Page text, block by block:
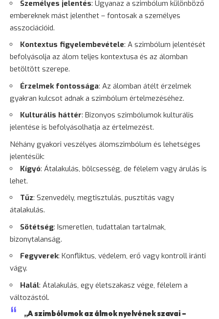
Személyes jelentés: Ugyanaz a szimbólum különböző
embereknek mást jelenthet – fontosak a személyes
asszociációid.
Kontextus figyelembevétele: A szimbólum jelentését
befolyásolja az álom teljes kontextusa és az álomban
betöltött szerepe.
Érzelmek fontossága: Az álomban átélt érzelmek
gyakran kulcsot adnak a szimbólum értelmezéséhez.
Kulturális háttér: Bizonyos szimbólumok kulturális
jelentése is befolyásolhatja az értelmezést.
Néhány gyakori veszélyes álomszimbólum és lehetséges
jelentésük:
Kígyó: Átalakulás, bölcsesség, de félelem vagy árulás is
lehet.
Tűz: Szenvedély, megtisztulás, pusztítás vagy
átalakulás.
Sötétség: Ismeretlen, tudattalan tartalmak,
bizonytalanság.
Fegyverek: Konfliktus, védelem, erő vagy kontroll iránti
vágy.
Halál: Átalakulás, egy életszakasz vége, félelem a
változástól.
„A szimbólumok az álmok nyelvének szavai –